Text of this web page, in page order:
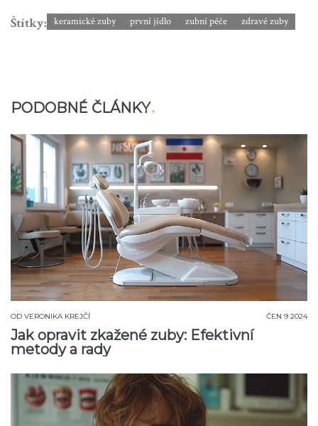
Štítky: keramické zuby první jídlo zubní péče zdravé zuby
PODOBNÉ ČLÁNKY
OD VERONIKA KREJČÍ ČEN 9 2024
Jak opravit zkažené zuby: Efektivní
metody a rady